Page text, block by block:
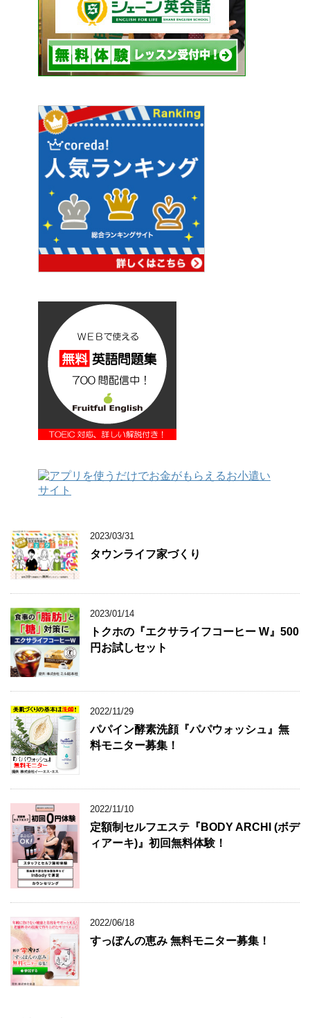
2023/03/31
タウンライフ家づくり
2023/01/14
トクホの『エクサライフコーヒー W』500
円お試しセット
2022/11/29
パパイン酵素洗顔『パパウォッシュ』無
料モニター募集！
2022/11/10
定額制セルフエステ『BODY ARCHI (ボデ
ィアーキ)』初回無料体験！
2022/06/18
すっぽんの恵み 無料モニター募集！